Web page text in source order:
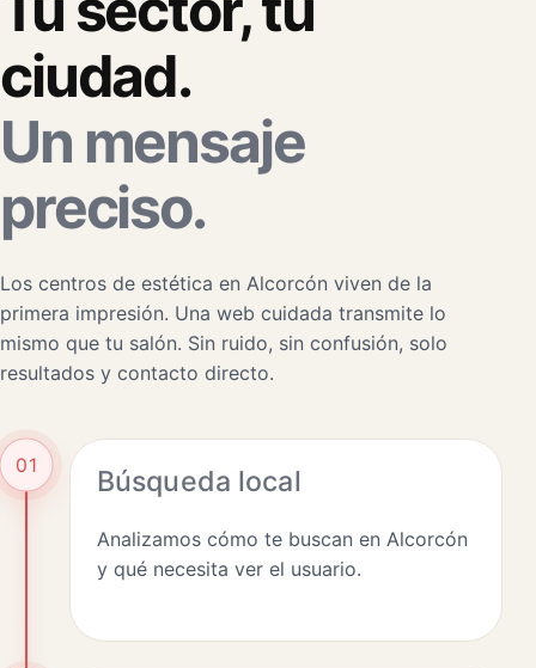
ciudad.
Un mensaje
preciso.
Los centros de estética en Alcorcón viven de la
primera impresión. Una web cuidada transmite lo
mismo que tu salón. Sin ruido, sin confusión, solo
resultados y contacto directo.
01 Búsqueda local
Analizamos cómo te buscan en Alcorcón
y qué necesita ver el usuario.